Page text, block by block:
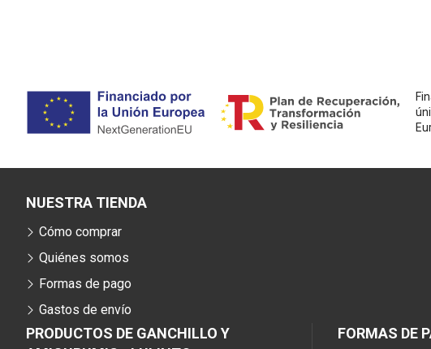
PRODUCTOS DE GANCHILLO Y
FORMAS DE
NUESTRA TIENDA
Cómo comprar
Quiénes somos
Formas de pago
Gastos de envío